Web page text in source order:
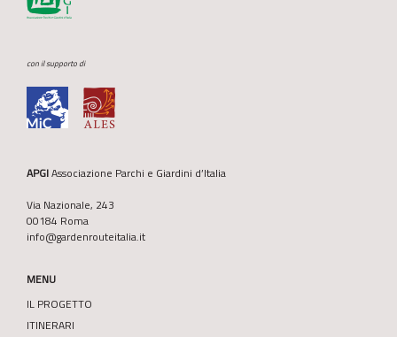
con il supporto di
APGIAssociazione Parchi e Giardini d’Italia
Via Nazionale, 243
00184 Roma
info@gardenrouteitalia.it
MENU
IL PROGETTO
ITINERARI